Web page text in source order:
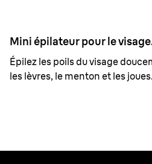
Mini épilateur pour le
Épilez les poils du visage
les lèvres, le menton et les